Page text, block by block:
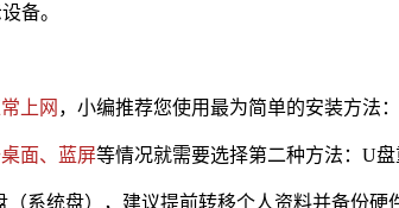
备。
上网 ，小编推荐您使用最为简单的安装方法
面、蓝屏等情况就需要选择第二种方法：U盘
统盘），建议提前转移个人资料并备份硬